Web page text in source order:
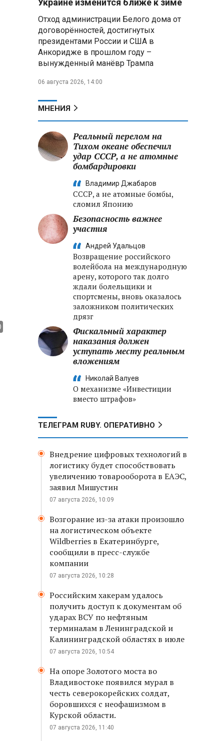
ударах по территории РФ
После атаки дронов ВСУ на
склад Wildberries в
Екатеринбурге эвакуировали 800
над регионами России и Черным
морем
Вячеслав Володин обсудил
развитие курортного Хвалынска
и напомнил о его культурном
Украине изменится ближе к зиме
Отход администрации Белого дома от
договорённостей, достигнутых
президентами России и США в
Анкоридже в прошлом году –
вынужденный манёвр Трампа
06 августа 2026, 14:00
МНЕНИЯ
Реальный перелом на
Тихом океане обеспечил
удар СССР, а не атомные
бомбардировки
Владимир Джабаров
СССР, а не атомные бомбы,
сломил Японию
Безопасность важнее
участия
Андрей Удальцов
Возвращение российского
волейбола на международную
арену, которого так долго
ждали болельщики и
спортсмены, вновь оказалось
заложником политических
дрязг
Фискальный характер
наказания должен
уступать месту реальным
вложениям
Николай Валуев
О механизме «Инвестиции
вместо штрафов»
ТЕЛЕГРАМ RUBY. ОПЕРАТИВНО
Внедрение цифровых технологий в
логистику будет способствовать
увеличению товарооборота в ЕАЭС,
заявил Мишустин
07 августа 2026, 10:09
Возгорание из-за атаки произошло
на логистическом объекте
Wildberries в Екатеринбурге,
сообщили в пресс-службе
компании
07 августа 2026, 10:28
Российским хакерам удалось
получить доступ к документам об
ударах ВСУ по нефтяным
терминалам в Ленинградской и
Калининградской областях в июле
07 августа 2026, 10:54
На опоре Золотого моста во
Владивостоке появился мурал в
честь северокорейских солдат,
боровшихся с неофашизмом в
Курской области.
07 августа 2026, 11:40